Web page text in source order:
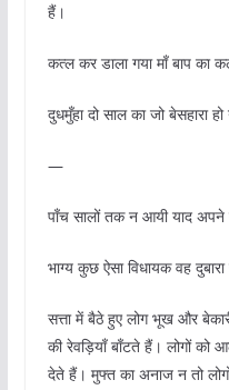
हैं।
कत्ल कर डाला गया माँ बाप का
दुधमुँहा दो साल का जो बेसहारा हो
—
पाँच सालों तक न आयी याद अपने
भाग्य कुछ ऐसा विधायक वह दुबारा
सत्ता में बैठे हुए लोग भूख और
की रेवड़ियाँ बाँटते हैं। लोगों
देते हैं। मुफ्त का अनाज न तो